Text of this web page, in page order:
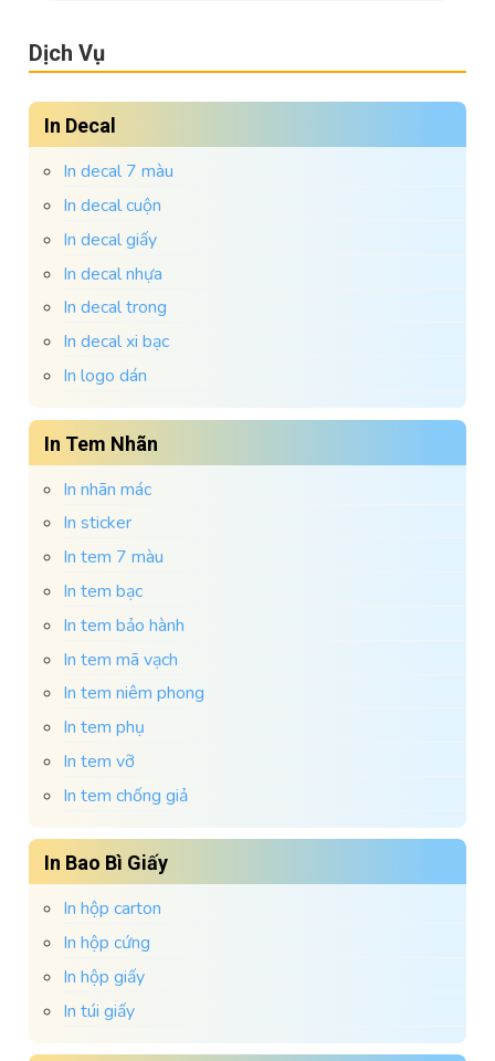
Dịch Vụ
In Decal
In decal 7 màu
In decal cuộn
In decal giấy
In decal nhựa
In decal trong
In decal xi bạc
In logo dán
In Tem Nhãn
In nhãn mác
In sticker
In tem 7 màu
In tem bạc
In tem bảo hành
In tem mã vạch
In tem niêm phong
In tem phụ
In tem vỡ
In tem chống giả
In Bao Bì Giấy
In hộp carton
In hộp cứng
In hộp giấy
In túi giấy